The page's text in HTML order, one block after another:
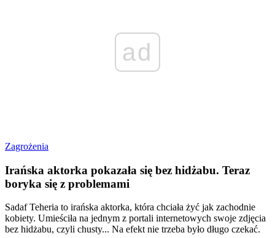
ad
Zagrożenia
Irańska aktorka pokazała się bez hidżabu. Teraz
boryka się z problemami
Sadaf Teheria to irańska aktorka, która chciała żyć jak zachodnie
kobiety. Umieściła na jednym z portali internetowych swoje zdjęcia
bez hidżabu, czyli chusty... Na efekt nie trzeba było długo czekać.